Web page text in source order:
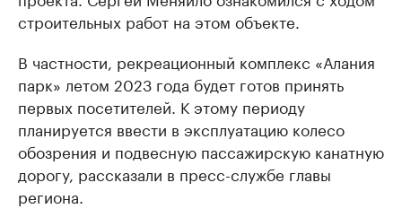
строительных работ на этом объекте.
В частности, рекреационный комплекс «Алания
парк» летом 2023 года будет готов принять
первых посетителей. К этому периоду
планируется ввести в эксплуатацию колесо
обозрения и подвесную пассажирскую канатную
дорогу, рассказали в пресс-службе главы
региона.